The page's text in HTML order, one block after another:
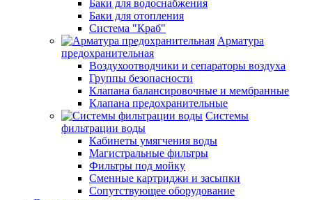
Баки для водоснабжения
Баки для отопления
Система "Краб"
Арматура
предохранительная
Воздухоотводчики и сепараторы воздуха
Группы безопасности
Клапана балансировочные и мембранные
Клапана предохранительные
Системы
фильтрации воды
Кабинеты умягчения воды
Магистральные фильтры
Фильтры под мойку
Сменные картриджи и засыпки
Сопутствующее оборудование